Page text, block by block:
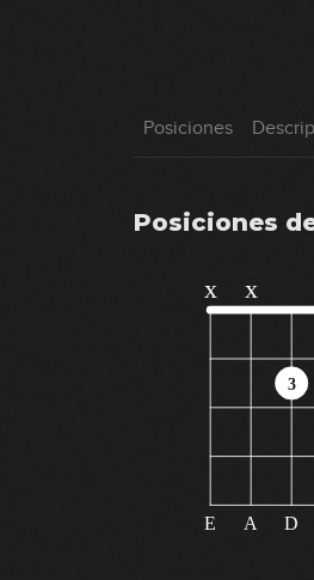
Posiciones
Posiciones
E A D
x x
3